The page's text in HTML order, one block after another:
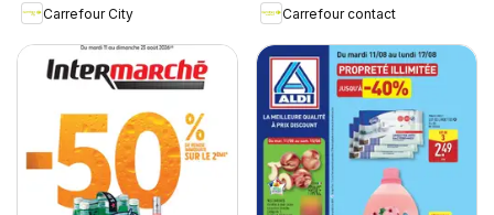
Carrefour City
Carrefour contact